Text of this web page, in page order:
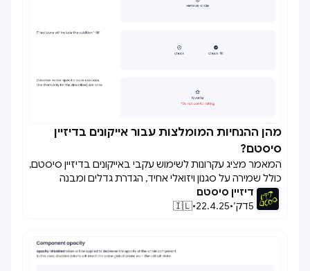

מהן ההנחיות המומלצות עבור אייקונים בדיזיין
סיסטם?
המאמר מציג עקרונות לשימוש עקבי באייקונים בדיזיין סיסטם,
כולל שמירה על סגנון ויזואלי אחיד, הגדרת גדלים ומבנה
אחידים, ארגון האייקונים לפי קטגוריות, ושימוש בשמות ותיאורים
עקביים לשיפור הנגישות והחיפוש.
דיזיין סיסטם
5דק׳•
22.4.25
•
🇮🇱